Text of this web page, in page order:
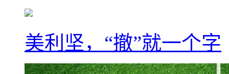
美利坚，“撤”就一个字